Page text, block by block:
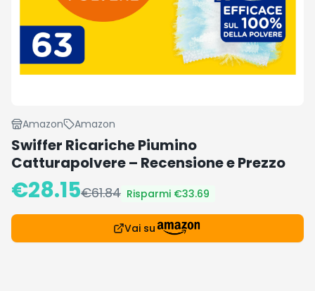
Amazon Amazon
Swiffer Ricariche Piumino
Catturapolvere – Recensione e Prezzo
€28.15€61.84 Risparmi €33.69
Vai su